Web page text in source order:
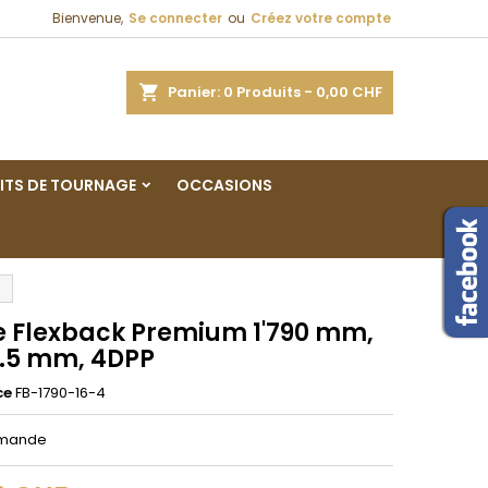
Bienvenue, Se connecter ou Créez votre compte
Panier 0 Produits - 0,00 CHF
DE TOURNAGE OCCASIONS
Flexback Premium 1'790 mm,
mm, 4DPP
FB-1790-16-4